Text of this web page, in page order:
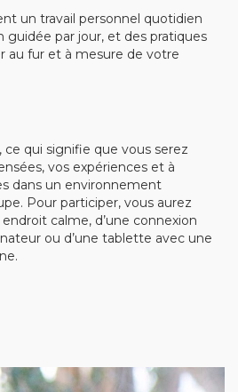
un travail personnel quotidien
guidée par jour, et des pratiques
au fur et à mesure de votre
ce qui signifie que vous serez
vos expériences et à
dans un environnement
Pour participer, vous aurez
calme, d’une connexion
ou d’une tablette avec une